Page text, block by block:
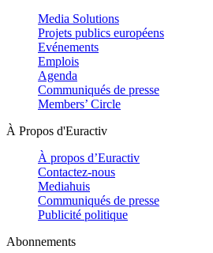
Media Solutions
Projets publics européens
Evénements
Emplois
Agenda
Communiqués de presse
Members’ Circle
À Propos d'Euractiv
À propos d’Euractiv
Contactez-nous
Mediahuis
Communiqués de presse
Publicité politique
Abonnements